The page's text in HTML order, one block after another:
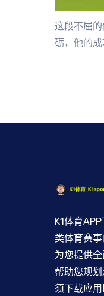
这段不屈
砺，他的
K1体育
类体育赛
为您提供
帮助您规
须下载应